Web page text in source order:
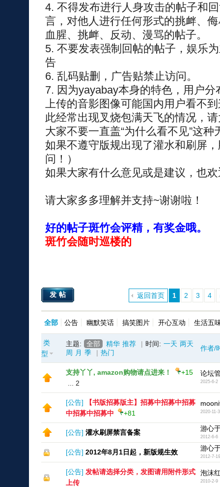
4. 不得发布进行人身攻击的帖子和
言，对他人进行任何形式的挑衅、
血腥、挑衅、反动、漫骂的帖子。
5. 不要发表强制回帖的帖子，娱乐
告
6. 乱码贴删，广告贴禁止访问。
7. 因为yayabay本身的特色，用户
上传的音影图像可能国内用户看不
此经常出现叉烧包满天飞的情况，
大家不要一直盖“为什么看不见”这种
如果不遵守版规出现了灌水和刷屏
问！）
如果大家有什么意见或是建议，也
请大家多多理解并支持~谢谢啦！
好的帖子斑竹会评精，有奖金哦。
斑竹会随时巡楼的
1 2 3 4
返回首页
发帖
全部 公告 幽默笑话 搞笑图片 开心互动 生活五
类
型
主题: 全部 精华 推荐 | 时间: 一天 两天
周
月 季 | 热门
作者/
支持丫丫, amazon购物请点进来！
+15
2
论坛
2025-6-2
[公告]
【书版招募版主】招募中招募中招募
中招募中招募中
+81 2020-11-
[公告] 灌水刷屏禁言备案 游心
2012-6-6
[公告] 2012年8月1日起，新版规生效 游心
2012-7-19
[公告] 发帖请选择分类，发图请用附件形式
上传
泡沫
2010-2-9